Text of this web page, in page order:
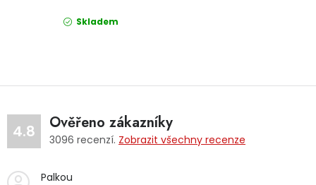
Skladem
4.8 Ověřeno zákazníky
3096 recenzí. Zobrazit všechny recenze
Palkou